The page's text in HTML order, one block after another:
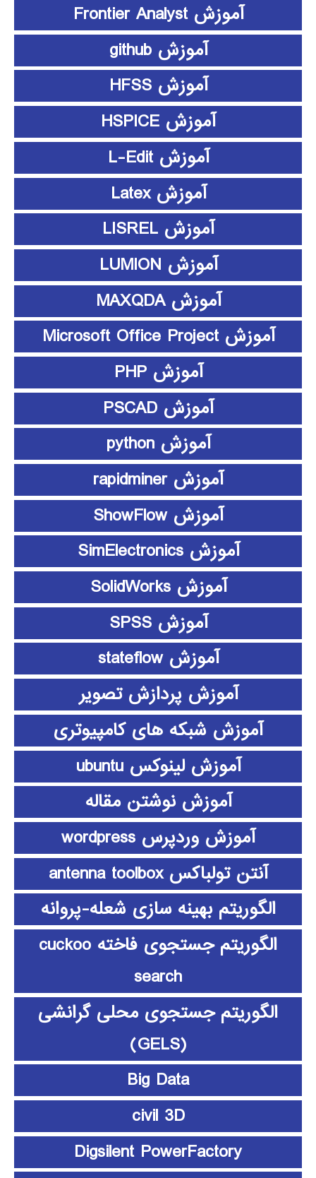
آموزش Frontier Analyst
آموزش github
آموزش HFSS
آموزش HSPICE
آموزش L-Edit
آموزش Latex
آموزش LISREL
آموزش LUMION
آموزش MAXQDA
آموزش Microsoft Office Project
آموزش PHP
آموزش PSCAD
آموزش python
آموزش rapidminer
آموزش ShowFlow
آموزش SimElectronics
آموزش SolidWorks
آموزش SPSS
آموزش stateflow
آموزش پردازش تصویر
آموزش شبکه های کامپیوتری
آموزش لینوکس ubuntu
آموزش نوشتن مقاله
آموزش وردپرس wordpress
آنتن تولباکس antenna toolbox
الگوریتم بهینه سازی شعله-پروانه
الگوریتم جستجوی فاخته cuckoo
search
الگوریتم جستجوی محلی گرانشی
(GELS)
Big Data
civil 3D
Digsilent PowerFactory